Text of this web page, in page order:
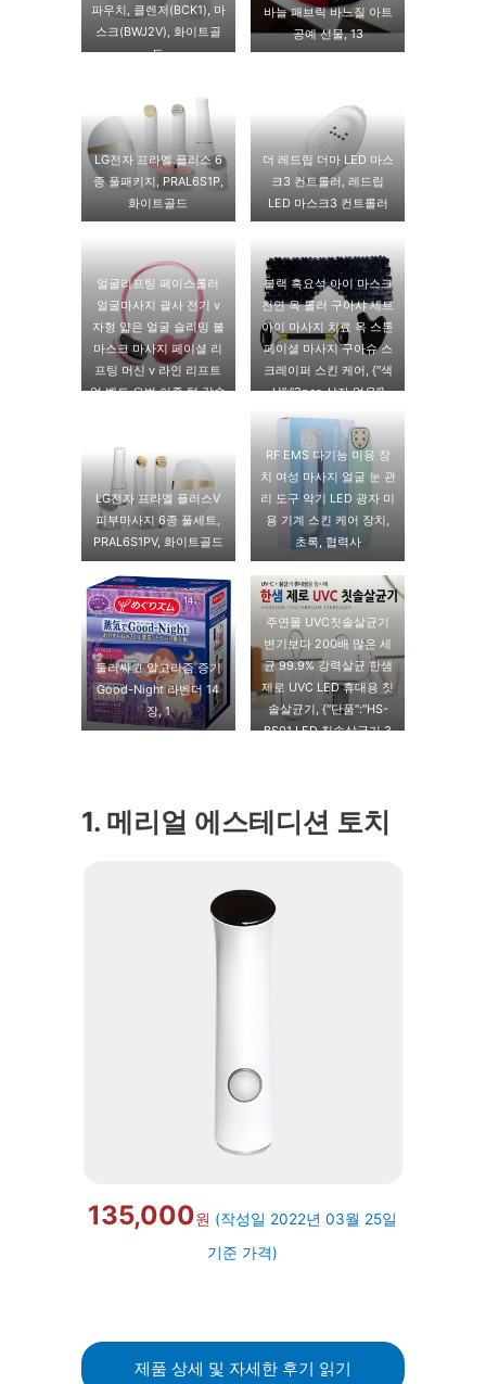
파우치, 클렌저(BCK1), 마
스크(BWJ2V), 화이트골
드
바늘 패브릭 바느질 아트
공예 선물, 13
LG전자 프라엘 플러스 6
종 풀패키지, PRAL6S1P,
화이트골드
더 레드립 더마 LED 마스
크3 컨트롤러, 레드립
LED 마스크3 컨트롤러
얼굴리프팅 페이스롤러
얼굴마사지 괄사 전기 v
자형 얇은 얼굴 슬리밍 볼
마스크 마사지 페이셜 리
프팅 머신 v 라인 리프트
업 벨트 요법 이중 턱 감속
블랙 흑요석 아이 마스크
천연 옥 롤러 구아샤 세트
아이 마사지 치료 옥 스톤
페이셜 마사지 구아슈 스
크레이퍼 스킨 케어, {″색
상″:″3pcs 상자 없음″}
LG전자 프라엘 플러스V
피부마사지 6종 풀세트,
PRAL6S1PV, 화이트골드
RF EMS 다기능 미용 장
치 여성 마사지 얼굴 눈 관
리 도구 악기 LED 광자 미
용 기계 스킨 케어 장치,
초록, 협력사
둘러싸고 알고리즘 증기
Good-Night 라벤더 14
장, 1
주연몰 UVC칫솔살균기
변기보다 200배 많은 세
균 99.9% 강력살균 한샘
제로 UVC LED 휴대용 칫
솔살균기, {″단품″:″HS-
BS01 LED 칫솔살균기 3
1. 메리얼 에스테디션 토치
135,000원 (작성일 2022년 03월 25일
기준 가격)
제품 상세 및 자세한 후기 읽기